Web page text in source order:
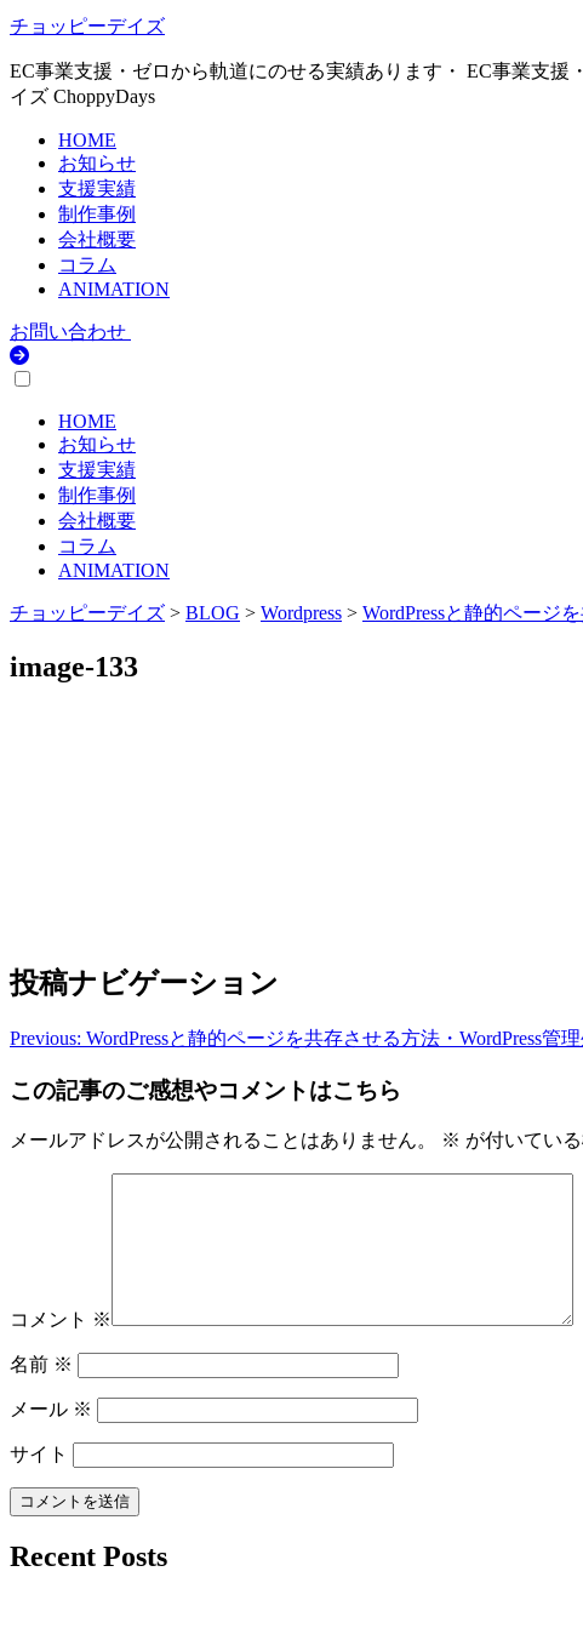
チョッピーデイズ
EC事業支援・ゼロから軌道にのせる実績あります・ EC事業支
イズ ChoppyDays
HOME
お知らせ
支援実績
制作事例
会社概要
コラム
ANIMATION
お問い合わせ
HOME
お知らせ
支援実績
制作事例
会社概要
コラム
ANIMATION
チョッピーデイズ > BLOG > Wordpress > WordPressと静的ページ
image-133
投稿ナビゲーション
Previous: WordPressと静的ページを共存させる方法・WordPress管
この記事のご感想やコメントはこちら
メールアドレスが公開されることはありません。 ※ が付いてい
コメント ※
名前 ※
メール ※
サイト
Recent Posts